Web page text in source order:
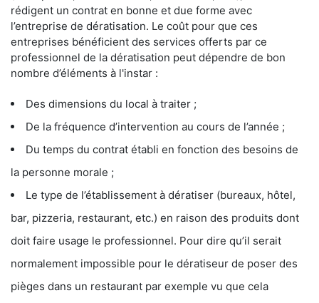
rédigent un contrat en bonne et due forme avec
l’entreprise de dératisation. Le coût pour que ces
entreprises bénéficient des services offerts par ce
professionnel de la dératisation peut dépendre de bon
nombre d’éléments à l'instar :
Des dimensions du local à traiter ;
De la fréquence d’intervention au cours de l’année ;
Du temps du contrat établi en fonction des besoins de
la personne morale ;
Le type de l’établissement à dératiser (bureaux, hôtel,
bar, pizzeria, restaurant, etc.) en raison des produits dont
doit faire usage le professionnel. Pour dire qu’il serait
normalement impossible pour le dératiseur de poser des
pièges dans un restaurant par exemple vu que cela